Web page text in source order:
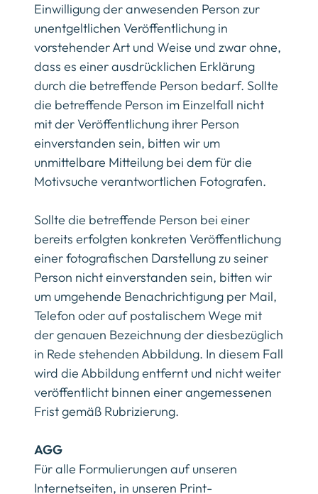
Einwilligung der anwesenden Person zur
unentgeltlichen Veröffentlichung in
vorstehender Art und Weise und zwar ohne,
dass es einer ausdrücklichen Erklärung
durch die betreffende Person bedarf. Sollte
die betreffende Person im Einzelfall nicht
mit der Veröffentlichung ihrer Person
einverstanden sein, bitten wir um
unmittelbare Mitteilung bei dem für die
Motivsuche verantwortlichen Fotografen.
Sollte die betreffende Person bei einer
bereits erfolgten konkreten Veröffentlichung
einer fotografischen Darstellung zu seiner
Person nicht einverstanden sein, bitten wir
um umgehende Benachrichtigung per Mail,
Telefon oder auf postalischem Wege mit
der genauen Bezeichnung der diesbezüglich
in Rede stehenden Abbildung. In diesem Fall
wird die Abbildung entfernt und nicht weiter
veröffentlicht binnen einer angemessenen
Frist gemäß Rubrizierung.
AGG
Für alle Formulierungen auf unseren
Internetseiten, in unseren Print-